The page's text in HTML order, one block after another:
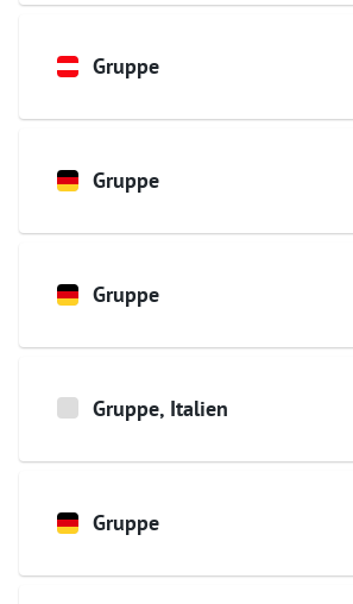
Gruppe
Gruppe
Gruppe
Gruppe, Italien
Gruppe